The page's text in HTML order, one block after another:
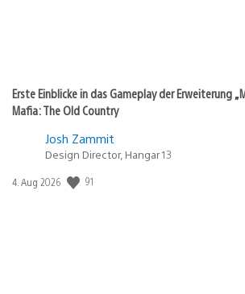
Erste Einblicke in das Gameplay der Erweiterung
Mafia: The Old Country
Josh Zammit
Design Director, Hangar 13
Veröffentlichungsdatum:
4. Aug 2026 91